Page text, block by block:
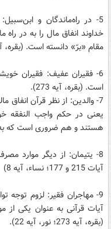
5- در راه‌ماندگان و
خداوند انفاق مال را به در
مقام «برّ» دانسته است. (بقره، آیات 215 و 177؛ اسراء،
6- فقیران عفیف: فقیران
است. (بقره، آیه 273).
7- والدین: از نظر قرآن
یعنی در حکم واجب النفقه
هستند و هم ضروری است که به
8- یتیمان: از دیگر موارد
آیات 215 و 177؛ نساء، آیه 8)
9- مهاجران فقیر: لزوم توجه
آیات قرآنی به عنوان یکی
(بقره، آیه 273؛ نور، آیه 22).